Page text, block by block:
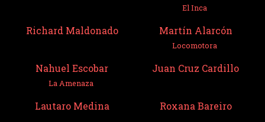
El Inca
Richard Maldonado Martín Alarcón
Locomotora
Nahuel Escobar
La Amenaza
Juan Cruz Cardillo
Lautaro Medina
Roxana Bareiro